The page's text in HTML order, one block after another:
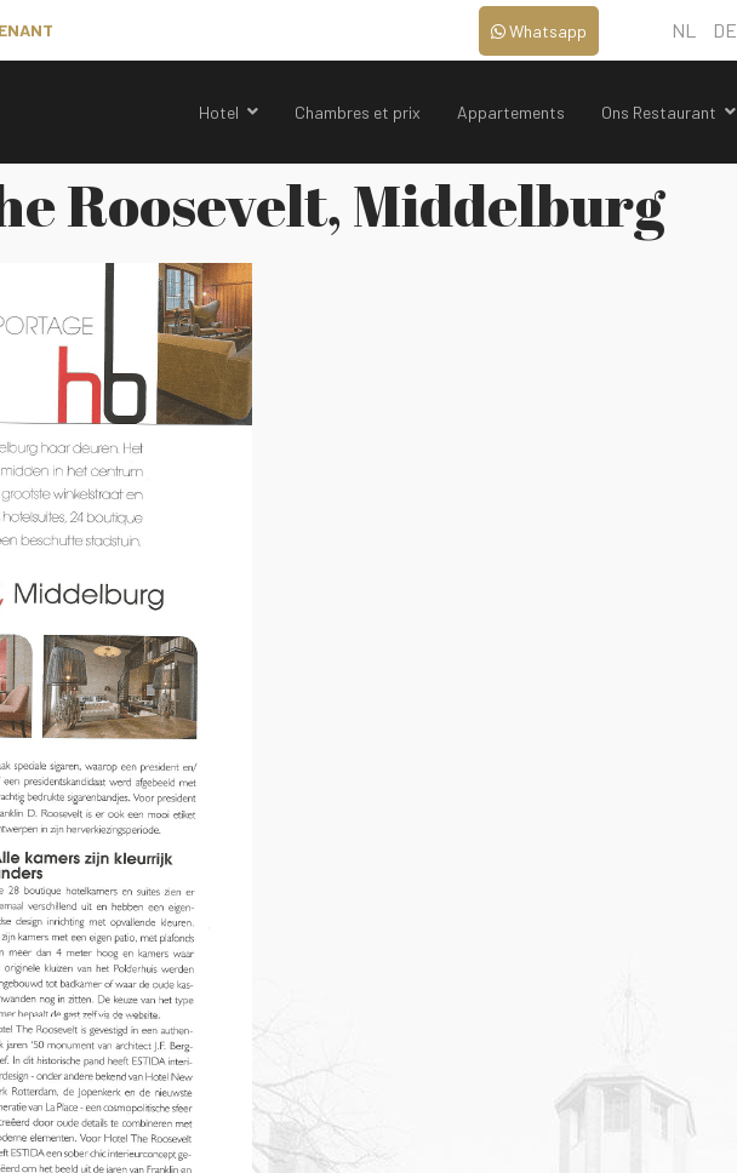
NL DE
Whatsapp
Hotel Chambres et prix Appartements Ons Restaurant
Roosevelt, Middelburg